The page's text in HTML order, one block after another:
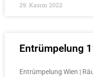
29. Kasım 2022
Entrümpelung
Entrümpelung Wien |